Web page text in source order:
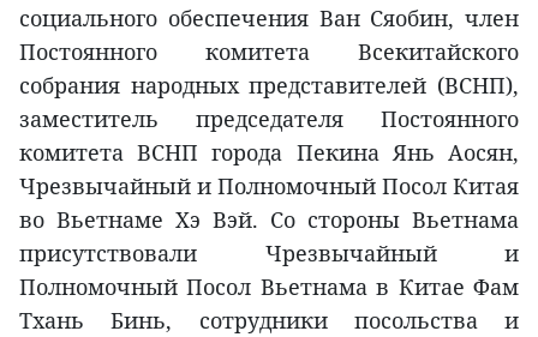
социального обеспечения Ван Сяобин, член
Постоянного комитета Всекитайского
собрания народных представителей (ВСНП),
заместитель председателя Постоянного
комитета ВСНП города Пекина Янь Аосян,
Чрезвычайный и Полномочный Посол Китая
во Вьетнаме Хэ Вэй. Со стороны Вьетнама
присутствовали Чрезвычайный и
Полномочный Посол Вьетнама в Китае Фам
Тхань Бинь, сотрудники посольства и